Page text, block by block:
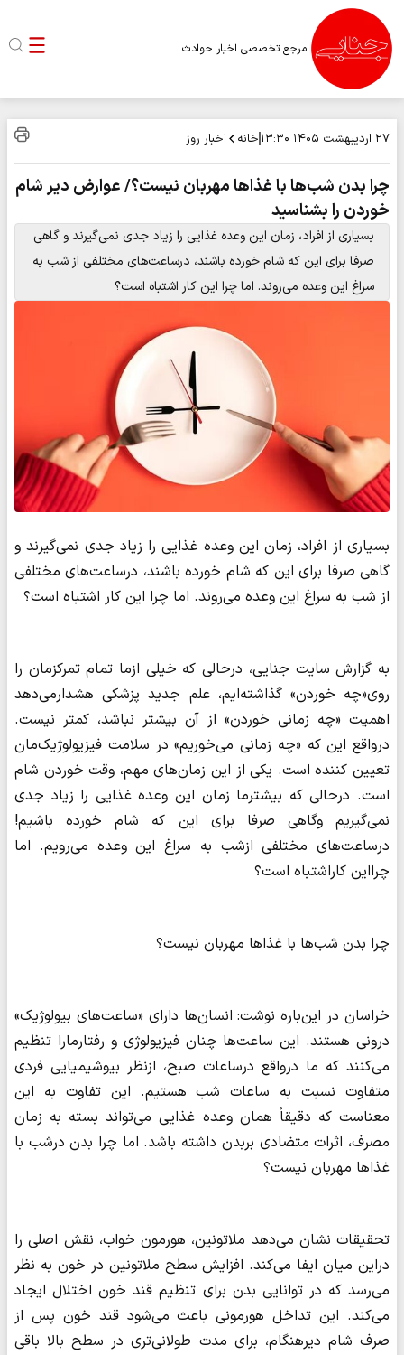
مرجع تخصصی اخبار حوادث
۲۷ اردیبهشت ۱۴۰۵ ۱۳:۳۰ خانه اخبار روز
چرا بدن شب‌ها با غذاها مهربان نیست؟/ عوارض دیر شام
خوردن را بشناسید
بسیاری از افراد، زمان این وعده غذایی را زیاد جدی نمی‌گیرند و گاهی
صرفا برای این که شام خورده باشند، درساعت‌های مختلفی از شب به
سراغ این وعده می‌روند. اما چرا این کار اشتباه است؟
بسیاری از افراد، زمان این وعده غذایی را زیاد جدی نمی‌گیرند و
گاهی صرفا برای این که شام خورده باشند، درساعت‌های مختلفی
از شب به سراغ این وعده می‌روند. اما چرا این کار اشتباه است؟
به گزارش سایت جنایی، درحالی که خیلی ازما تمام تمرکزمان را
روی«چه خوردن» گذاشته‌ایم، علم جدید پزشکی هشدارمی‌دهد
اهمیت «چه زمانی خوردن» از آن بیشتر نباشد، کمتر نیست.
درواقع این که «چه زمانی می‌خوریم» در سلامت فیزیولوژیک‌مان
تعیین کننده است. یکی از این زمان‌های مهم، وقت خوردن شام
است. درحالی که بیشترما زمان این وعده غذایی را زیاد جدی
نمی‌گیریم وگاهی صرفا برای این که شام خورده باشیم!
درساعت‌های مختلفی ازشب به سراغ این وعده می‌رویم. اما
چرااین کاراشتباه است؟
چرا بدن شب‌ها با غذاها مهربان نیست؟
خراسان در این‌باره نوشت: انسان‌ها دارای «ساعت‌های بیولوژیک»
درونی هستند. این ساعت‌ها چنان فیزیولوژی و رفتارمارا تنظیم
می‌کنند که ما درواقع درساعات صبح، ازنظر بیوشیمیایی فردی
متفاوت نسبت به ساعات شب هستیم. این تفاوت به این
معناست که دقیقاً همان وعده غذایی می‌تواند بسته به زمان
مصرف، اثرات متضادی بربدن داشته باشد. اما چرا بدن درشب با
غذاها مهربان نیست؟
تحقیقات نشان می‌دهد ملاتونین، هورمون خواب، نقش اصلی را
دراین میان ایفا می‌کند. افزایش سطح ملاتونین در خون به نظر
می‌رسد که در توانایی بدن برای تنظیم قند خون اختلال ایجاد
می‌کند. این تداخل هورمونی باعث می‌شود قند خون پس از
صرف شام دیرهنگام، برای مدت طولانی‌تری در سطح بالا باقی